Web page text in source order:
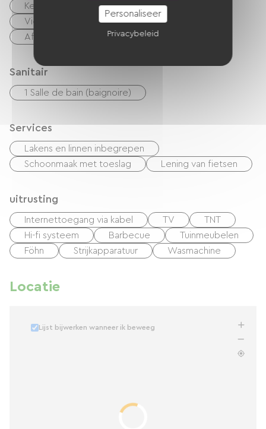
Keukentje cuisinière
Magnetron
Vier
Afzuigkap
Koelkast
Afwasmachine
Vriezer
Sanitair
1 Salle de bain (baignoire)
Services
Lakens en linnen inbegrepen
Schoonmaak met toeslag
Lening van fietsen
uitrusting
Internettoegang via kabel TV
TNT
Hi-fi systeem
Barbecue
Tuinmeubelen
Föhn
Strijkapparatuur Wasmachine
Locatie
Lijst bijwerken wanneer ik beweeg
Personaliseer
Privacybeleid